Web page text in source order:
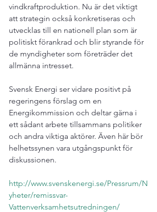
vindkraftproduktion. Nu är det viktigt
att strategin också konkretiseras och
utvecklas till en nationell plan som är
politiskt förankrad och blir styrande för
de myndigheter som företräder det
allmänna intresset.
Svensk Energi ser vidare positivt på
regeringens förslag om en
Energikommission och deltar gärna i
ett sådant arbete tillsammans politiker
och andra viktiga aktörer. Även här bör
helhetssynen vara utgångspunkt för
diskussionen.
http://www.svenskenergi.se/Pressrum/N
yheter/remissvar-
Vattenverksamhetsutredningen/